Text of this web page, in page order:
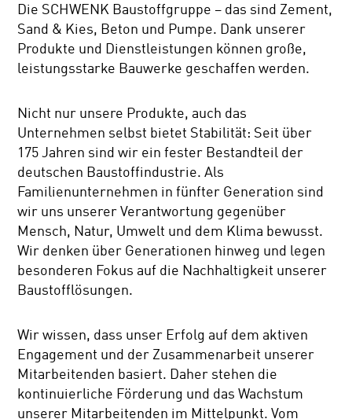
Die SCHWENK Baustoffgruppe – das sind Zement,
Sand & Kies, Beton und Pumpe. Dank unserer
Produkte und Dienstleistungen können große,
leistungsstarke Bauwerke geschaffen werden.
Nicht nur unsere Produkte, auch das
Unternehmen selbst bietet Stabilität: Seit über
175 Jahren sind wir ein fester Bestandteil der
deutschen Baustoffindustrie. Als
Familienunternehmen in fünfter Generation sind
wir uns unserer Verantwortung gegenüber
Mensch, Natur, Umwelt und dem Klima bewusst.
Wir denken über Generationen hinweg und legen
besonderen Fokus auf die Nachhaltigkeit unserer
Baustofflösungen.
Wir wissen, dass unser Erfolg auf dem aktiven
Engagement und der Zusammenarbeit unserer
Mitarbeitenden basiert. Daher stehen die
kontinuierliche Förderung und das Wachstum
unserer Mitarbeitenden im Mittelpunkt. Vom